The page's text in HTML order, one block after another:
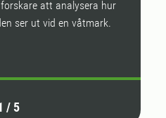
att analysera hur
ser ut vid en våtmark.
/ 5